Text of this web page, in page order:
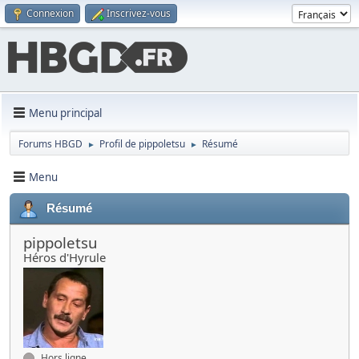
Connexion Inscrivez-vous
Menu principal
Forums HBGD ► Profil de pippoletsu ► Résumé
Menu
Résumé
pippoletsu
Héros d'Hyrule